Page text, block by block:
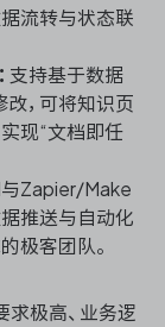
流转与状态联
支持基于数据
，可将知识页
现“文档即任
Zapier/Make
推送与自动化
极客团队。
极高、业务逻